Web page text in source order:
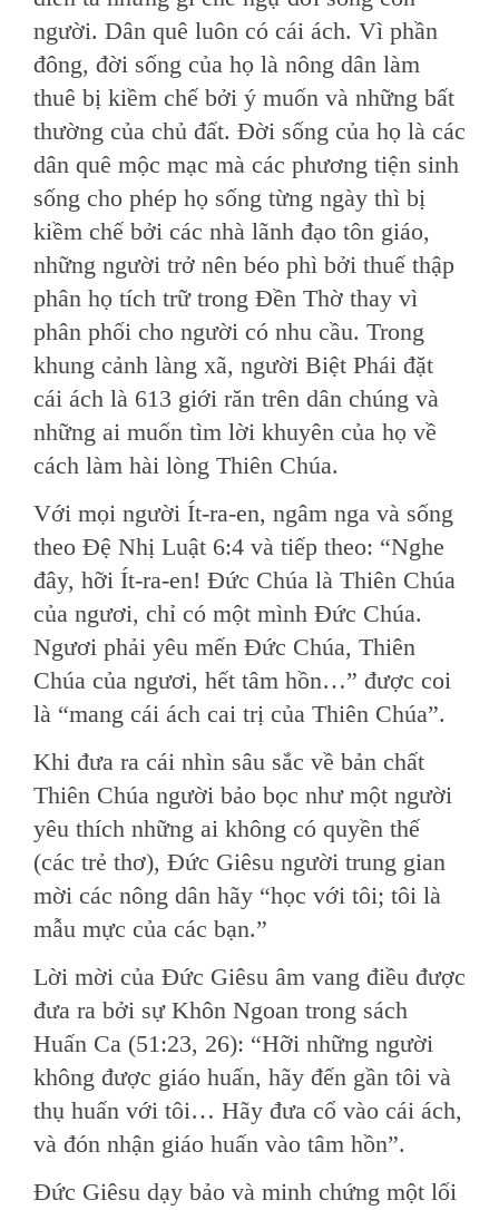
người. Dân quê luôn có cái ách. Vì phần
đông, đời sống của họ là nông dân làm
thuê bị kiềm chế bởi ý muốn và những bất
thường của chủ đất. Đời sống của họ là các
dân quê mộc mạc mà các phương tiện sinh
sống cho phép họ sống từng ngày thì bị
kiềm chế bởi các nhà lãnh đạo tôn giáo,
những người trở nên béo phì bởi thuế thập
phân họ tích trữ trong Đền Thờ thay vì
phân phối cho người có nhu cầu. Trong
khung cảnh làng xã, người Biệt Phái đặt
cái ách là 613 giới răn trên dân chúng và
những ai muốn tìm lời khuyên của họ về
cách làm hài lòng Thiên Chúa.
Với mọi người Ít-ra-en, ngâm nga và sống
theo Đệ Nhị Luật 6:4 và tiếp theo: “Nghe
đây, hỡi Ít-ra-en! Đức Chúa là Thiên Chúa
của ngươi, chỉ có một mình Đức Chúa.
Ngươi phải yêu mến Đức Chúa, Thiên
Chúa của ngươi, hết tâm hồn…” được coi
là “mang cái ách cai trị của Thiên Chúa”.
Khi đưa ra cái nhìn sâu sắc về bản chất
Thiên Chúa người bảo bọc như một người
yêu thích những ai không có quyền thế
(các trẻ thơ), Đức Giêsu người trung gian
mời các nông dân hãy “học với tôi; tôi là
mẫu mực của các bạn.”
Lời mời của Đức Giêsu âm vang điều được
đưa ra bởi sự Khôn Ngoan trong sách
Huấn Ca (51:23, 26): “Hỡi những người
không được giáo huấn, hãy đến gần tôi và
thụ huấn với tôi… Hãy đưa cổ vào cái ách,
và đón nhận giáo huấn vào tâm hồn”.
Đức Giêsu dạy bảo và minh chứng một lối